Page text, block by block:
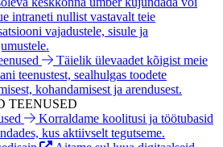
intraneti nullist vastavalt teie
vajadustele, sisule ja
Täielik ülevaadet kõigist meie
teenustest, sealhulgas toodete
kohandamisest ja arendusest.
TEENUSED
Korraldame koolitusi ja töötubasid
kus aktiivselt tegutseme.